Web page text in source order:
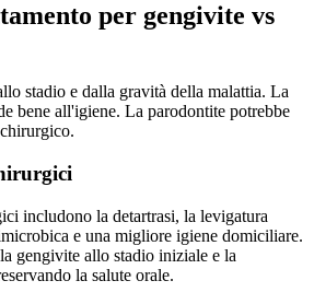
per gengivite vs
stadio e dalla gravità della malattia. La
bene all'igiene. La parodontite potrebbe
includono la detartrasi, la levigatura
e una migliore igiene domiciliare.
gengivite allo stadio iniziale e la
la salute orale.